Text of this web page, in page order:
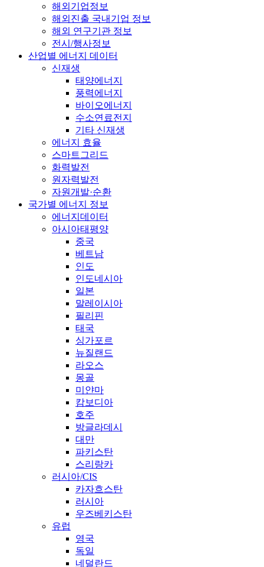
해외기업정보
해외진출 국내기업 정보
해외 연구기관 정보
전시/행사정보
산업별 에너지 데이터
신재생
태양에너지
풍력에너지
바이오에너지
수소연료전지
기타 신재생
에너지 효율
스마트그리드
화력발전
원자력발전
자원개발·순환
국가별 에너지 정보
에너지데이터
아시아태평양
중국
베트남
인도
인도네시아
일본
말레이시아
필리핀
태국
싱가포르
뉴질랜드
라오스
몽골
미얀마
캄보디아
호주
방글라데시
대만
파키스탄
스리랑카
러시아/CIS
카자흐스탄
러시아
우즈베키스탄
유럽
영국
독일
네덜란드